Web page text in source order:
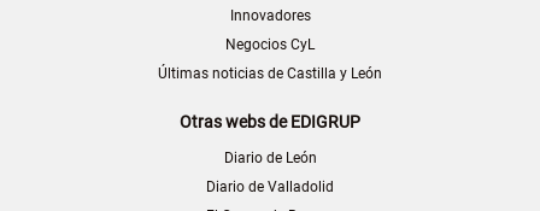
Innovadores
Negocios CyL
Últimas noticias de Castilla y León
Otras webs de EDIGRUP
Diario de León
Diario de Valladolid